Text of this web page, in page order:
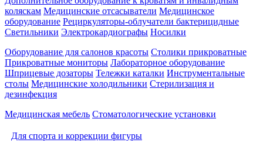
коляскам Медицинские отсасыватели Медицинское
оборудование Рециркуляторы-облучатели бактерицидные
Светильники Электрокардиографы Носилки
Оборудование для салонов красоты Столики прикроватные
Прикроватные мониторы Лабораторное оборудование
Шприцевые дозаторы Тележки каталки Инструментальные
столы Медицинские холодильники Стерилизация и
дезинфекция
Медицинская мебель Стоматологические установки
Для спорта и коррекции фигуры